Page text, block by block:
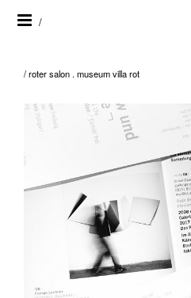
/
/ roter salon . museum villa rot